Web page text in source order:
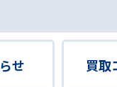
せ 買取